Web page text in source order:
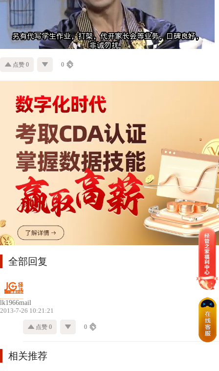
点赞 0 0
全部回复
lk1966mail
2013-7-26 10:21:21
点赞 0 0
相关推荐